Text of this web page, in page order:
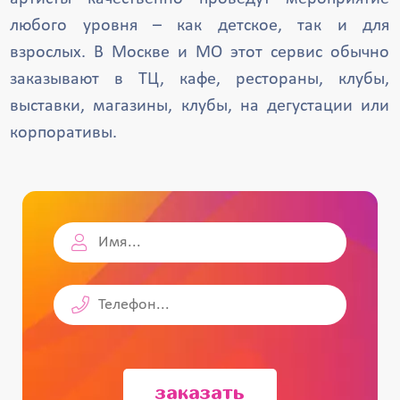
любого уровня – как детское, так и для
взрослых. В Москве и МО этот сервис обычно
заказывают в ТЦ, кафе, рестораны, клубы,
выставки, магазины, клубы, на дегустации или
корпоративы.
заказать